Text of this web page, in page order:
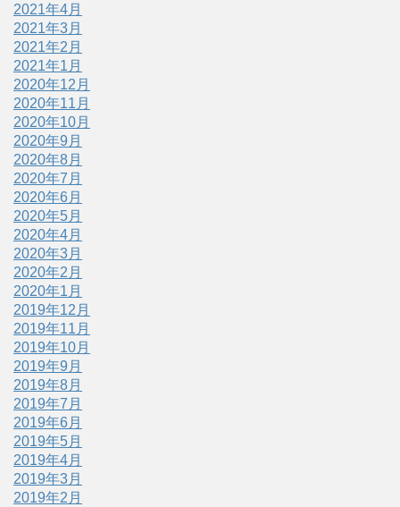
2021年4月
2021年3月
2021年2月
2021年1月
2020年12月
2020年11月
2020年10月
2020年9月
2020年8月
2020年7月
2020年6月
2020年5月
2020年4月
2020年3月
2020年2月
2020年1月
2019年12月
2019年11月
2019年10月
2019年9月
2019年8月
2019年7月
2019年6月
2019年5月
2019年4月
2019年3月
2019年2月